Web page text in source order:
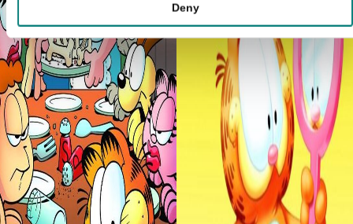
Deny